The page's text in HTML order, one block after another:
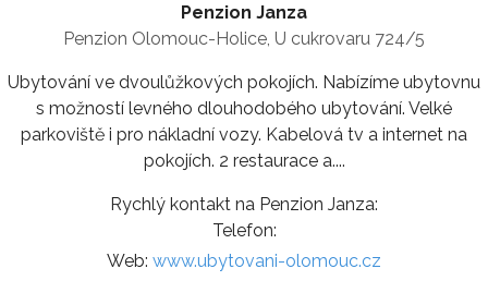
Penzion Janza
Penzion Olomouc-Holice, U cukrovaru 724/5
Ubytování ve dvoulůžkových pokojích. Nabízíme ubytovnu
s možností levného dlouhodobého ubytování. Velké
parkoviště i pro nákladní vozy. Kabelová tv a internet na
pokojích. 2 restaurace a....
Rychlý kontakt na Penzion Janza:
Telefon:
Web: www.ubytovani-olomouc.cz